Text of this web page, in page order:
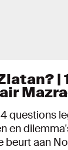
|
questions
en
beurt aan